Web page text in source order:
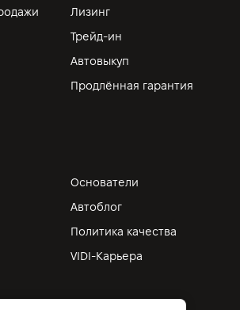
Лизинг
Трейд-ин
Автовыкуп
Продлённая гарантия
Основатели
Автоблог
Политика качества
VIDI-Карьера